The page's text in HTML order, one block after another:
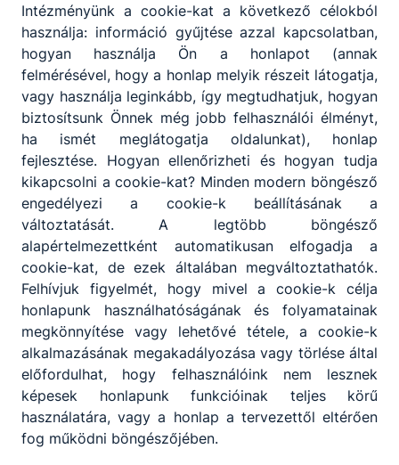
értékesítés (termék, szolgáltatás)
lebonyolításában a feladatokat;
tervezési feladatokat végez az ellátási,
készletezési, termelési folyamatokban;
kezeli a reklamációs eseteket;
elvégzi a raktár kezelésével és vezetésével
kapcsolatos teendőket;
árutovábbítással kapcsolatos feladatokat
végez;
nemzetközi szállítással, szállítmányozással
kapcsolatos ügyintézői tevékenységet
végez;
kapcsolatot tart a partnerekkel,
ügyfelekkel;
idegen nyelven kommunikál szóban és
írásban azonos ágazaton belül;
kapcsolatot tart a különböző közlekedési
hatóságokkal, szervezetekkel;
elkészíti a szállítmányozási szerződés
tervezetét;
részt vesz a különböző fuvareszköz-,
Intézményünk a cookie-kat a következő célokból
használja: információ gyűjtése azzal kapcsolatban,
hogyan használja Ön a honlapot (annak
felmérésével, hogy a honlap melyik részeit látogatja,
vagy használja leginkább, így megtudhatjuk, hogyan
biztosítsunk Önnek még jobb felhasználói élményt,
ha ismét meglátogatja oldalunkat), honlap
fejlesztése. Hogyan ellenőrizheti és hogyan tudja
kikapcsolni a cookie-kat? Minden modern böngésző
engedélyezi a cookie-k beállításának a
változtatását. A legtöbb böngésző
alapértelmezettként automatikusan elfogadja a
cookie-kat, de ezek általában megváltoztathatók.
Felhívjuk figyelmét, hogy mivel a cookie-k célja
honlapunk használhatóságának és folyamatainak
megkönnyítése vagy lehetővé tétele, a cookie-k
alkalmazásának megakadályozása vagy törlése által
előfordulhat, hogy felhasználóink nem lesznek
képesek honlapunk funkcióinak teljes körű
használatára, vagy a honlap a tervezettől eltérően
fog működni böngészőjében.